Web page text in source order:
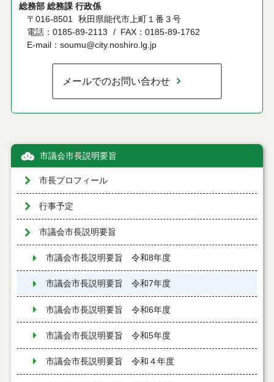
総務部 総務課 行政係
〒016-8501 秋田県能代市上町１番３号
電話：0185-89-2113
FAX：0185-89-1762
E-mail：soumu@city.noshiro.lg.jp
メールでのお問い合わせ
市議会市長説明要旨
市長プロフィール
行事予定
市議会市長説明要旨
市議会市長説明要旨 令和8年度
市議会市長説明要旨 令和7年度
市議会市長説明要旨 令和6年度
市議会市長説明要旨 令和5年度
市議会市長説明要旨 令和４年度